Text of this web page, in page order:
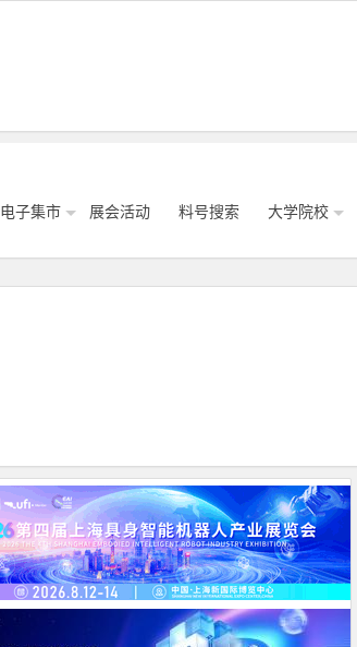
电子集市 展会活动 料号搜索 大学院校